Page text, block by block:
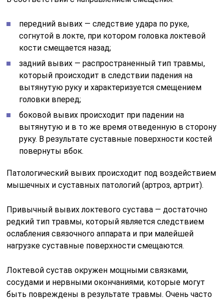
передний вывих — следствие удара по руке,
согнутой в локте, при котором головка локтевой
кости смещается назад;
задний вывих — распространенный тип травмы,
который происходит в следствии падения на
вытянутую руку и характеризуется смещением
головки вперед;
боковой вывих происходит при падении на
вытянутую и в то же время отведенную в сторону
руку. В результате суставные поверхности костей
повернуты вбок.
Патологический вывих происходит под воздействием
мышечных и суставных патологий (артроз, артрит).
Привычный вывих локтевого сустава — достаточно
редкий тип травмы, который является следствием
ослабления связочного аппарата и при малейшей
нагрузке суставные поверхности смещаются.
Локтевой сустав окружен мощными связками,
сосудами и нервными окончаниями, которые могут
быть повреждены в результате травмы. Очень часто